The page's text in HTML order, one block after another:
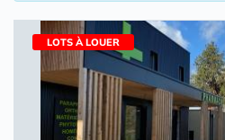
LOTS À LOUER